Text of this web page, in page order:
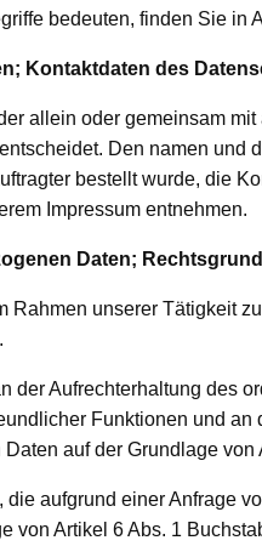
bedeuten, finden Sie in
Kontaktdaten des
allein oder gemeinsam
Den namen und
bestellt wurde, die
Impressum entnehmen.
Daten;
unserer Tätigkeit
der Aufrechterhaltung des
Funktionen und
auf der Grundlage
aufgrund einer Anfrage
von Artikel 6 Abs. 1